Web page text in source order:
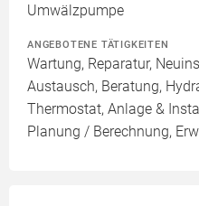
Umwälzpumpe
ANGEBOTENE TÄTIGKEITEN
Wartung, Reparatur,
Austausch, Beratung,
Thermostat, Anlage &
Planung / Berechnung,